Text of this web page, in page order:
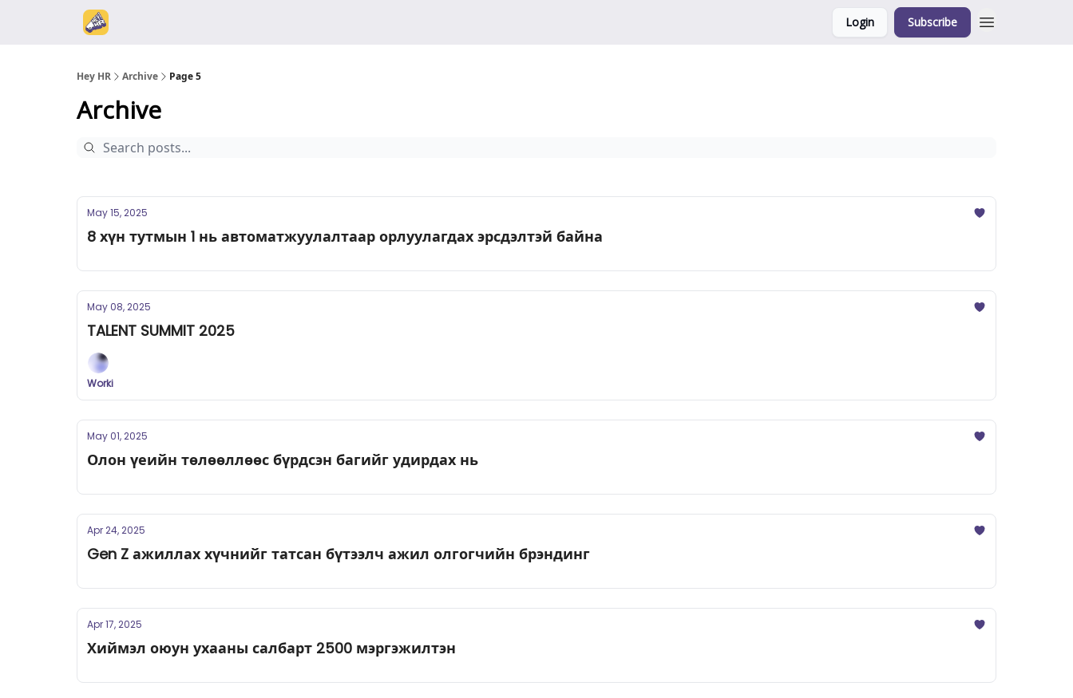
Login Subscribe
Hey HR Archive Page 5
Archive
May 15, 2025
8 хүн тутмын 1 нь автоматжуулалтаар орлуулагдах эрсдэлтэй байна
May 08, 2025
TALENT SUMMIT 2025
Worki
May 01, 2025
Олон үеийн төлөөллөөс бүрдсэн багийг удирдах нь
Apr 24, 2025
Gen Z ажиллах хүчнийг татсан бүтээлч ажил олгогчийн брэндинг
Apr 17, 2025
Хиймэл оюун ухааны салбарт 2500 мэргэжилтэн